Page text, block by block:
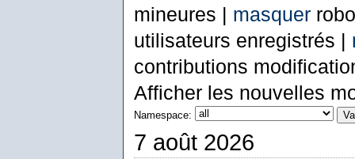
mineures | masquer
utilisateurs enregistrés |
contributions
Afficher les nouvelles
Namespace:
7 août 2026